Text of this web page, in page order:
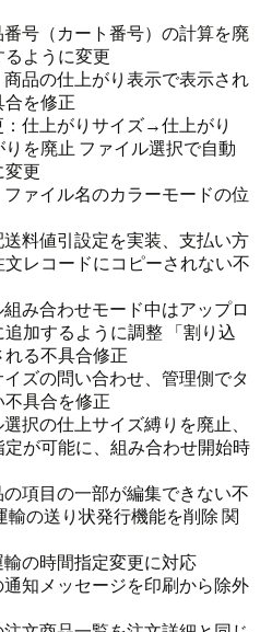
番号（カート番号）の計算を廃
ように変更
商品の仕上がり表示で表示され
合を修正
：仕上がりサイズ→仕上がり
を廃止 ファイル選択で自動
変更
ファイル名のカラーモードの位
送料値引設定を実装、支払い方
レコードにコピーされない不
組み合わせモード中はアップロ
加するように調整 「割り込
る不具合修正
イズの問い合わせ、管理側でタ
具合を修正
択の仕上サイズ縛りを廃止、
が可能に、組み合わせ開始時
の項目の一部が編集できない不
輸の送り状発行機能を削除 関
輸の時間指定変更に対応
通知メッセージを印刷から除外